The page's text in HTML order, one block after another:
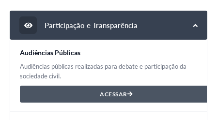
Participação e Transparência
Audiências Públicas
Audiências públicas realizadas para debate e participação da
sociedade civil.
ACESSAR